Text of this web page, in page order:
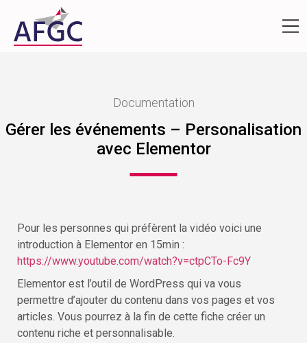
Documentation
Gérer les événements – Personalisation
avec Elementor
Pour les personnes qui préfèrent la vidéo voici une
introduction à Elementor en 15min :
https://www.youtube.com/watch?v=ctpCTo-Fc9Y
Elementor est l’outil de WordPress qui va vous
permettre d’ajouter du contenu dans vos pages et vos
articles. Vous pourrez à la fin de cette fiche créer un
contenu riche et personnalisable.